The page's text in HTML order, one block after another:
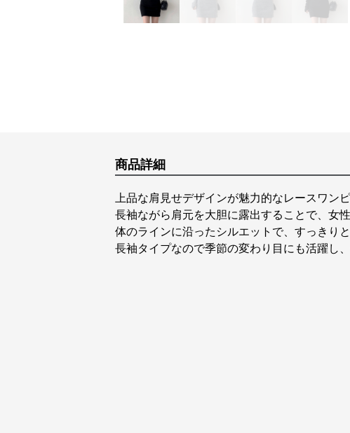
商品詳細
上品な肩見せデザインが魅力的なレースワンピ
長袖ながら肩元を大胆に露出することで、女
体のラインに沿ったシルエットで、すっきり
長袖タイプなので季節の変わり目にも活躍し